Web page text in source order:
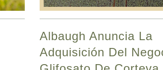
Albaugh Anuncia La
Adquisición Del